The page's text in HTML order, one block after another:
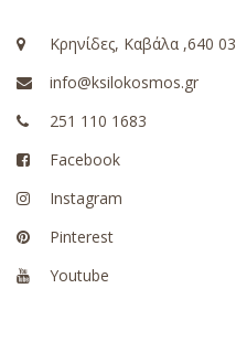
Κρηνίδες, Καβάλα ,640 03
info@ksilokosmos.gr
251 110 1683
Facebook
Instagram
Pinterest
Youtube